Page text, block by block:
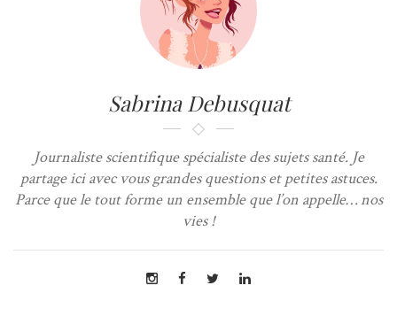
Sabrina Debusquat
Journaliste scientifique spécialiste des sujets santé. Je
partage ici avec vous grandes questions et petites astuces.
Parce que le tout forme un ensemble que l’on appelle… nos
vies !